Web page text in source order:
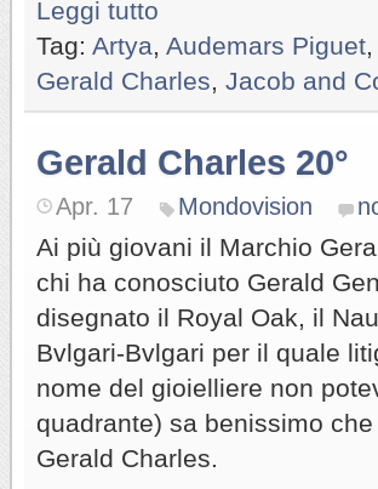
Leggi tutto
Tag: Artya Audemars Piguet
Gerald Charles Jacob and
Gerald Charles 20°
Apr. 17 Mondovision
Ai più giovani il Marchio
chi ha conosciuto Gerald
disegnato il Royal Oak, il
Bvlgari-Bvlgari per il quale
nome del gioielliere non
quadrante) sa benissimo
Gerald Charles.